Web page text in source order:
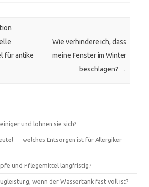
für antike
Wie verhindere ich, dass
meine Fenster im Winter
beschlagen? →
und lohnen sie sich?
— welches Entsorgen ist für Allergiker
und Pflegemittel langfristig?
wenn der Wassertank fast voll ist?